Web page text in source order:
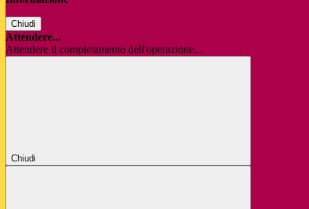
Chiudi
Attendere...
Attendere il completamento dell'operazione...
Chiudi